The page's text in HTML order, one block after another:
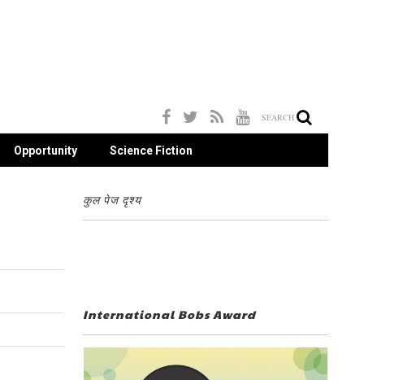
SEARCH
Opportunity Science Fiction
कुल पेज दृश्य
International Bobs Award